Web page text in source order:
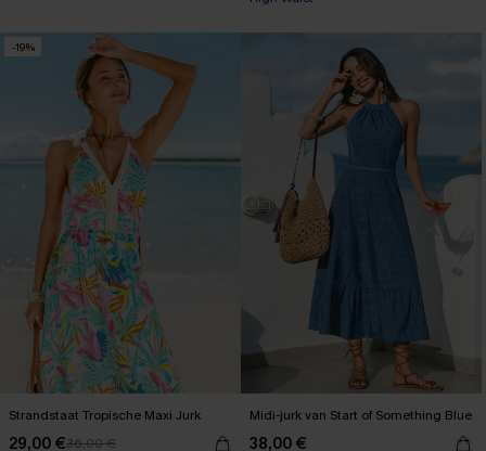
-19%
Strandstaat Tropische Maxi Jurk
29,00 €36,00 €
Midi-jurk van Start of Something Blue
38,00 €